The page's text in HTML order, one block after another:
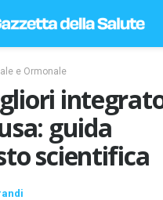
e Ormonale
guida
scientifica